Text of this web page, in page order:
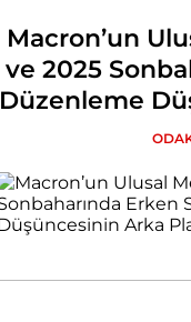
Macron’un
ve 2025
Düzenleme